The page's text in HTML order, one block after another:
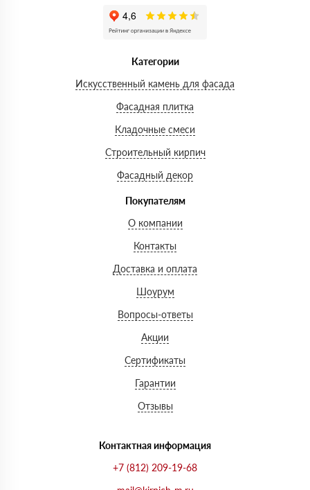
Категории
Искусственный камень для фасада
Фасадная плитка
Кладочные смеси
Строительный кирпич
Фасадный декор
Покупателям
О компании
Контакты
Доставка и оплата
Шоурум
Вопросы-ответы
Акции
Сертификаты
Гарантии
Отзывы
Контактная информация
+7 (812) 209-19-68